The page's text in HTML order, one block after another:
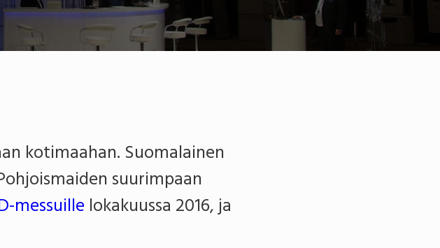
kotimaahan. Suomalainen
suurimpaan
messuille lokakuussa 2016, ja